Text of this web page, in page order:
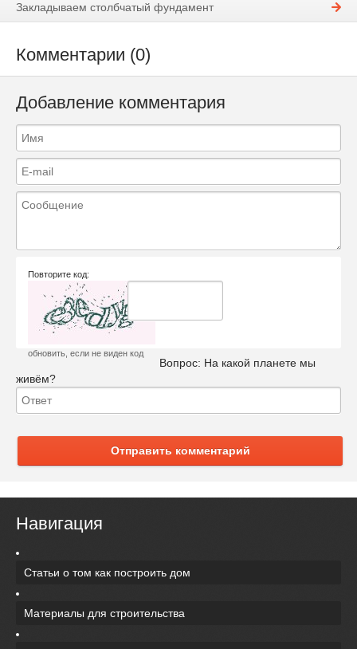
Закладываем столбчатый фундамент
Комментарии (0)
Добавление комментария
Повторите код:
обновить, если не виден код
Вопрос: На какой планете мы
живём?
Отправить комментарий
Навигация
Статьи о том как построить дом
Материалы для строительства